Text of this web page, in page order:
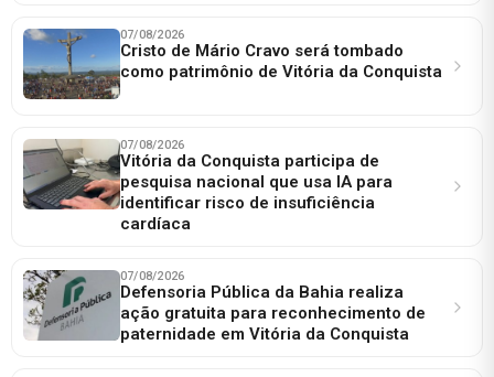
07/08/2026
Cristo de Mário Cravo será tombado
como patrimônio de Vitória da Conquista
07/08/2026
Vitória da Conquista participa de
pesquisa nacional que usa IA para
identificar risco de insuficiência
cardíaca
07/08/2026
Defensoria Pública da Bahia realiza
ação gratuita para reconhecimento de
paternidade em Vitória da Conquista